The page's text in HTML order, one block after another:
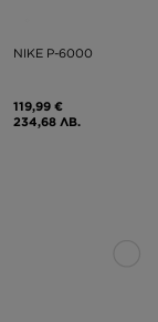
NIKE P-6000
119,99 €
234,68 ЛВ.